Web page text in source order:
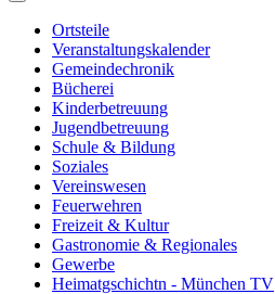
Ortsteile
Veranstaltungskalender
Gemeindechronik
Bücherei
Kinderbetreuung
Jugendbetreuung
Schule & Bildung
Soziales
Vereinswesen
Feuerwehren
Freizeit & Kultur
Gastronomie & Regionales
Gewerbe
Heimatgschichtn - München TV